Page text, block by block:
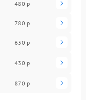
480 р
780 р
630 р
430 р
870 р